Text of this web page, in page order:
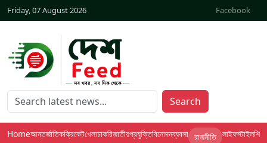
Friday, 07 August 2026 Facebook
Search
Homeআন্তর্জাতিকক্রিকেটখেলাচাকরিজাতীয়প্রযুক্তিবিনোদনব্যবসা রাজনীতি লাইফস্টাইলশিক্ষা